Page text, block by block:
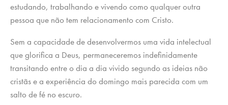
estudando, trabalhando e vivendo como qualquer outra
pessoa que não tem relacionamento com Cristo.
Sem a capacidade de desenvolvermos uma vida intelectual
que glorifica a Deus, permaneceremos indefinidamente
transitando entre o dia a dia vivido segundo as ideias não
cristãs e a experiência do domingo mais parecida com um
salto de fé no escuro.